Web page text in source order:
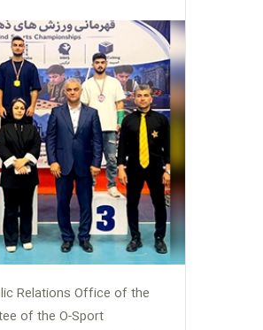
Relations Office of the
of the O-Sport